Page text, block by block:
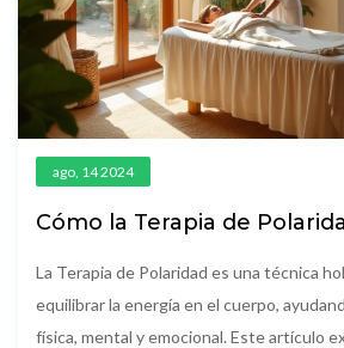
ago, 14 2024
Cómo la Terapia de
La Terapia de Polaridad es una técnica
equilibrar la energía en el cuerpo,
física, mental y emocional. Este artículo